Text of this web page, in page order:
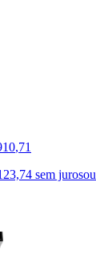
,71
sem jurosou